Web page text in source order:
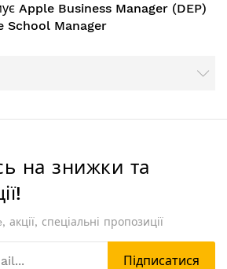
Apple Business Manager (DEP)
School Manager
на знижки та
спеціальні пропозиції
Підписатися